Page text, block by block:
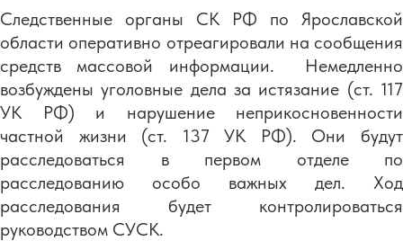
Следственные органы СК РФ по Ярославской
области оперативно отреагировали на сообщения
средств массовой информации. Немедленно
возбуждены уголовные дела за истязание (ст. 117
УК РФ) и нарушение неприкосновенности
частной жизни (ст. 137 УК РФ). Они будут
расследоваться в первом отделе по
расследованию особо важных дел. Ход
расследования будет контролироваться
руководством СУСК.